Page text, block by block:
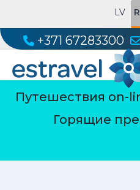
LV
+371 67283300
Путешествия on-
Горящие